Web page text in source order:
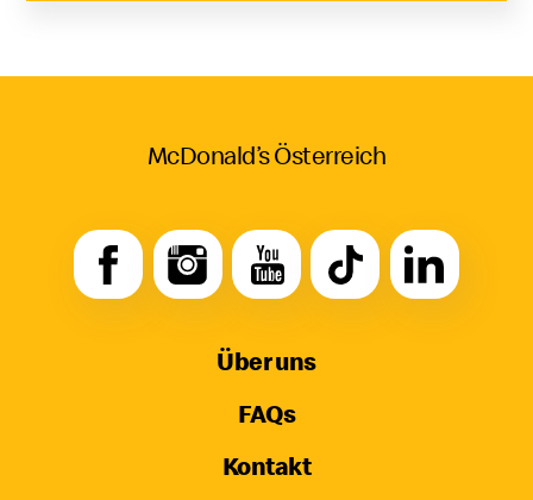
McDonald’s Österreich
Über uns
FAQs
Kontakt